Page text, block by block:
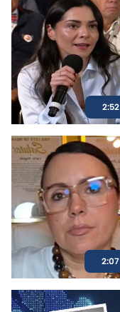
2:52
2:07